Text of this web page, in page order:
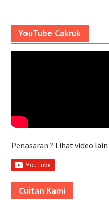
YouTube Cakruk
Penasaran ? Lihat video lain
Cuitan Kami